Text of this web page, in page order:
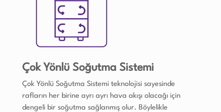
Çok Yönlü Soğutma Sistemi
Çok Yönlü Soğutma Sistemi teknolojisi sayesinde
rafların her birine ayrı ayrı hava akışı olacağı için
dengeli bir soğutma sağlanmış olur. Böylelikle